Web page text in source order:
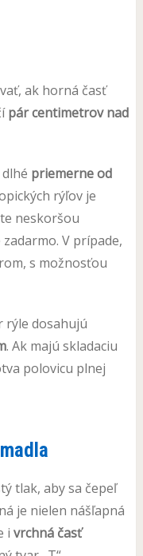
ak horná časť
pár centimetrov nad
priemerne od
rýľov je
neskoršou
V prípade,
s možnosťou
rýle dosahujú
. Ak majú skladaciu
polovicu plnej
tlak, aby sa čepeľ
je nielen nášľapná
i vrchná časť